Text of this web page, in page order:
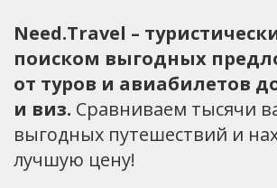
Need.Travel –
поиском выгодных
от туров и авиабилетов
и виз. Сравниваем тысячи
выгодных путешествий и
лучшую цену!